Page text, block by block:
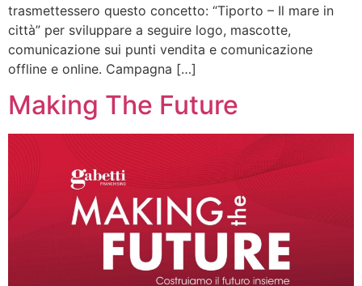
trasmettessero questo concetto: “Tiporto – Il mare in
città” per sviluppare a seguire logo, mascotte,
comunicazione sui punti vendita e comunicazione
offline e online. Campagna […]
Making The Future